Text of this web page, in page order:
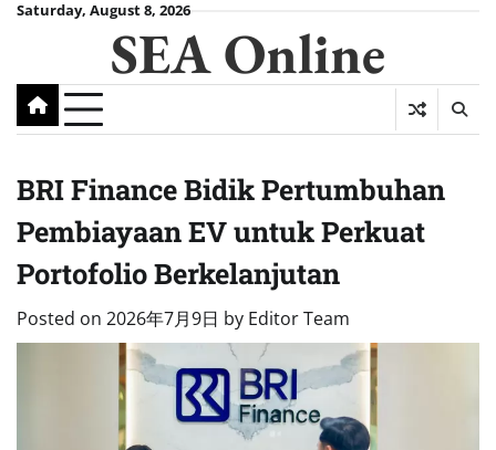
SkipSaturday, August 8, 2026
SEA Online
BRI Finance Bidik Pertumbuhan
Pembiayaan EV untuk Perkuat
Portofolio Berkelanjutan
Posted on 2026年7月9日 by Editor Team